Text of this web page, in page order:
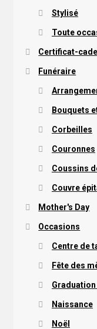
Stylisé
Toute
Certificat-
Funéraire
Bouquets
Corbeilles
Couronnes
Coussins
Couvre
Mother's Day
Occasions
Centre de
Fête des
Naissance
Noël